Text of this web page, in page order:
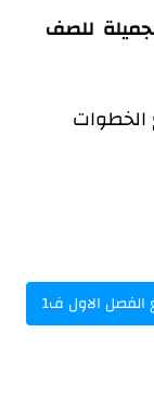
للصف
الخطوات
الفصل الاول ف1